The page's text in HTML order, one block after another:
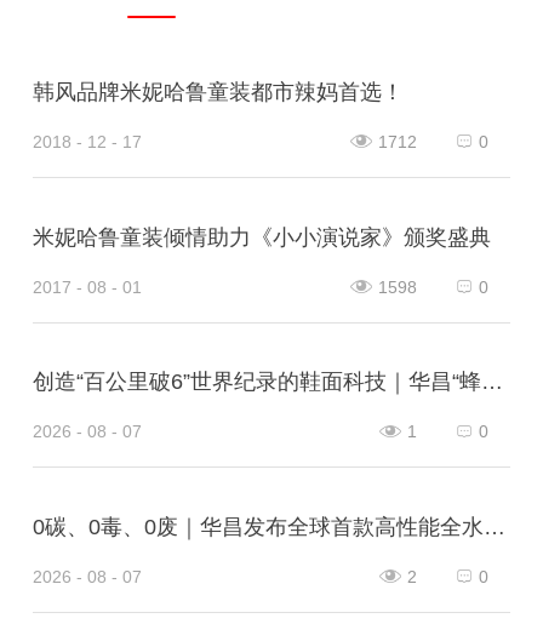
韩风品牌米妮哈鲁童装都市辣妈首选！
2018 - 12 - 17 0
1712
米妮哈鲁童装倾情助力《小小演说家》颁奖盛典
2017 - 08 - 01 0
1598
创造“百公里破6”世界纪录的鞋面科技｜华昌“蜂鸟翼网纱”定义极致轻量
2026 - 08 - 07 0
1
0碳、0毒、0废｜华昌发布全球首款高性能全水性鞋革“三零生态皮”
2026 - 08 - 07 0
2